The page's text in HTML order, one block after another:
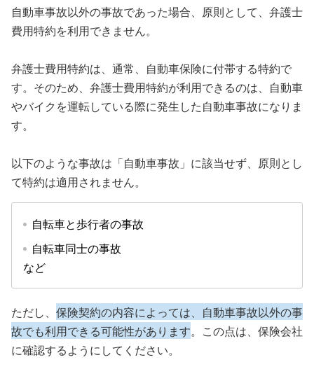
自動車事故以外の事故であった場合、原則として、弁護士
費用特約を利用できません。
弁護士費用特約は、通常、自動車保険に付帯する特約で
す。そのため、弁護士費用特約が利用できるのは、自動車
やバイクを運転している際に発生した自動車事故になりま
す。
以下のような事故は「自動車事故」に該当せず、原則とし
て特約は適用されません。
自転車と歩行者の事故
自転車同士の事故
など
ただし、 保険契約の内容によっては、自動車事故以外の事
故でも利用できる可能性があります。この点は、保険会社
に確認するようにしてください。